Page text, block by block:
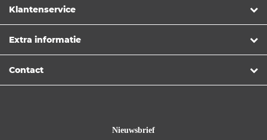
Klantenservice
Extra informatie
Contact
Nieuwsbrief